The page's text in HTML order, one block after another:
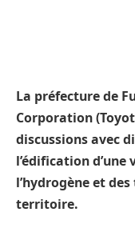
La préfecture de
Corporation
discussions avec
l’édification
l’hydrogène et
territoire.